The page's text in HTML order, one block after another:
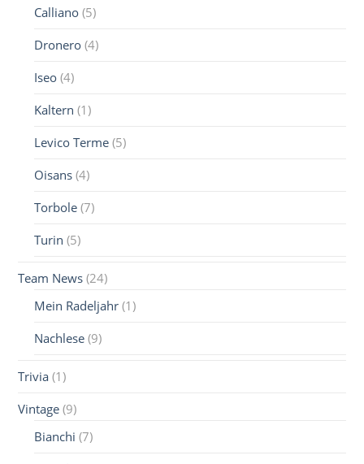
Calliano (5)
Dronero (4)
Iseo (4)
Kaltern (1)
Levico Terme (5)
Oisans (4)
Torbole (7)
Turin (5)
Team News (24)
Mein Radeljahr (1)
Nachlese (9)
Trivia (1)
Vintage (9)
Bianchi (7)